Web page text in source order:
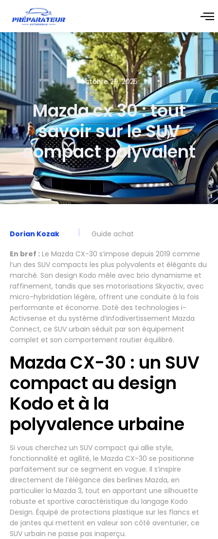
octobre 29, 2025
Mazda cx 30 : tout
savoir sur le SUV
compact polyvalent
Dorian Kozak Guide achat
En bref : Le Mazda CX-30 s’impose depuis 2019 comme
l’un des SUV compacts les plus polyvalents et élégants du
marché. Son design Kodo mêle avec brio dynamisme et
raffinement, tandis que ses motorisations Skyactiv, avec
micro-hybridation légère, offrent une conduite à la fois
performante et économe. Doté des technologies i-
Activsense et du système d’infodivertissement Mazda
Connect, ce SUV urbain séduit par son équipement
complet et son comportement routier équilibré.
Mazda CX-30 : un SUV
compact au design
Kodo et à la
polyvalence urbaine
Si vous cherchez un SUV compact qui allie style,
fonctionnalité et agilité, le Mazda CX-30 se positionne
parfaitement sur ce segment en vogue. Il s’inspire
directement de l’élégance des berlines Mazda, en
particulier la Mazda 3, tout en apportant une silhouette
robuste et sportive caractéristique du langage Kodo
Design. Équipé de protections plastique sur les flancs et
de jantes qui mettent en valeur son côté aventurier, ce
SUV urbain ne passe pas inaperçu.